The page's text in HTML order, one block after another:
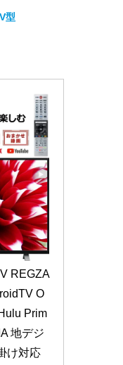
型
REGZA
O
Prim
地デジ
け対応